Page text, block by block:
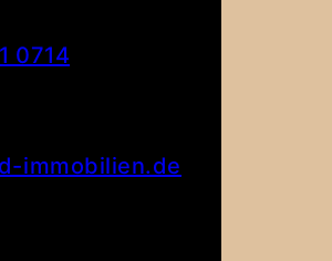
0714
immobilien.de